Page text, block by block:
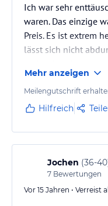
Ich war sehr
waren. Das einzige
Preis. Es ist extrem
lässt sich nicht
Mehr anzeigen
Meilengutschrift
Hilfreich
Jochen (36-40
7 Bewertungen
Vor 15 Jahren • Verreist